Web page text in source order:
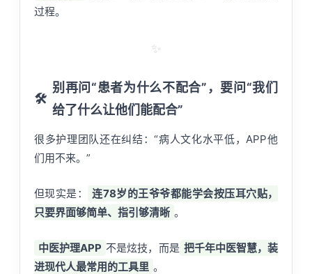
过程。
✨
🛠️
别再问“患者为什么不配合”，要问“我们
给了什么让他们能配合”
很多护理团队还在纠结：“病人文化水平低，APP他
们用不来。”
但现实是：
连78岁的王爷爷都能学会按压耳穴贴，
只要界面够简单、指引够清晰 。
中医护理APP 不是炫技，而是 把千年中医智慧，装
进现代人最常用的工具里 。